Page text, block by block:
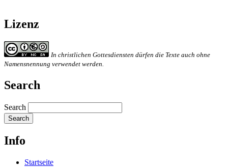
Lizenz
In christlichen Gottesdiensten dürfen die Texte auch ohne
Namensnennung verwendet werden.
Search
Search
Info
Startseite